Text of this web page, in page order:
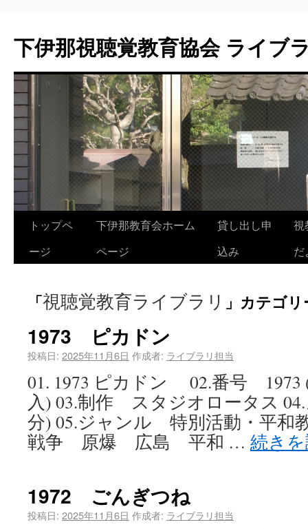
下伊那視聴覚教育協会 ライブ
トップペ
ージ
下伊那教育会ホーム
ページ
貸し出し申
込み
視
だ
「視聴覚教育ライブラリ 」カテゴ
1973 ピカドン
投稿日: 2025年11月6日 作成者: ライブラリ担当
01. 1973 ピカドン 02.番号 1973
入) 03.制作 スタジオロータス
分) 05.ジャンル 特別活動・平
戦争 原爆 広島 平和 … 続き
1972 ごんぎつね
投稿日: 2025年11月6日 作成者: ライブラリ担当